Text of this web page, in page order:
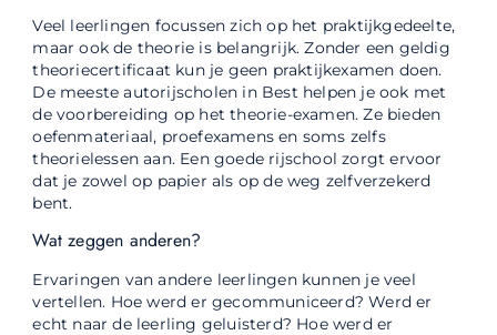
Veel leerlingen focussen zich op het praktijkgedeelte,
maar ook de theorie is belangrijk. Zonder een geldig
theoriecertificaat kun je geen praktijkexamen doen.
De meeste autorijscholen in Best helpen je ook met
de voorbereiding op het theorie-examen. Ze bieden
oefenmateriaal, proefexamens en soms zelfs
theorielessen aan. Een goede rijschool zorgt ervoor
dat je zowel op papier als op de weg zelfverzekerd
bent.
Wat zeggen anderen?
Ervaringen van andere leerlingen kunnen je veel
vertellen. Hoe werd er gecommuniceerd? Werd er
echt naar de leerling geluisterd? Hoe werd er